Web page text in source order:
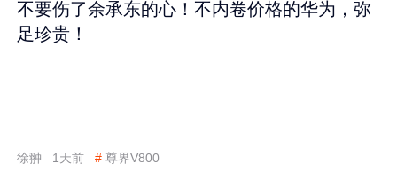
不要伤了余承东的心！不内卷价格的华为，弥
足珍贵！
徐翀 1天前 # 尊界V800